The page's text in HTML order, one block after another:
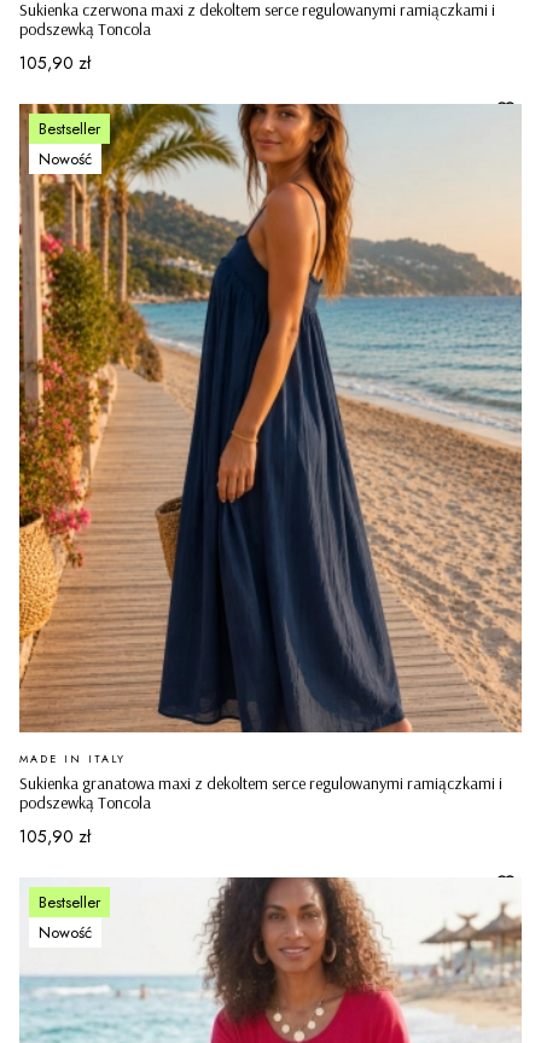
Sukienka czerwona maxi z dekoltem serce regulowanymi ramiączkami i
podszewką Toncola
Cena
105,90 zł
Bestseller
Nowość
Sukienka granatowa maxi z dekoltem serce regulowanymi ramiączkami i
podszewką Toncola
PRODUCENT
MADE IN ITALY
Cena
105,90 zł
Bestseller
Nowość